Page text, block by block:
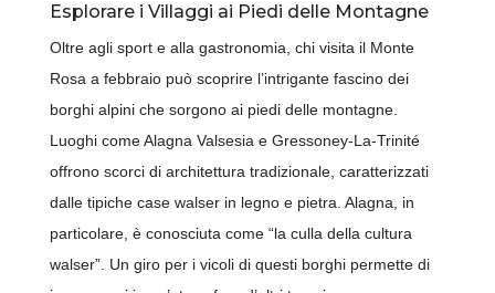
Esplorare i Villaggi ai Piedi delle Montagne
Oltre agli sport e alla gastronomia, chi visita il Monte
Rosa a febbraio può scoprire l’intrigante fascino dei
borghi alpini che sorgono ai piedi delle montagne.
Luoghi come Alagna Valsesia e Gressoney-La-Trinité
offrono scorci di architettura tradizionale, caratterizzati
dalle tipiche case walser in legno e pietra. Alagna, in
particolare, è conosciuta come “la culla della cultura
walser”. Un giro per i vicoli di questi borghi permette di